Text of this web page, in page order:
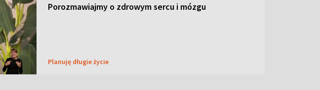
Porozmawiajmy o zdrowym sercu i mózgu
Planuję długie życie